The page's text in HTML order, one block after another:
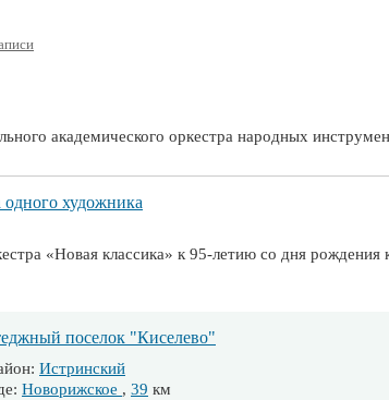
академического оркестра народных
художника
«Новая классика» к 95-летию со дня рождения
поселок "Киселево"
Истринский
Новорижское , 39 км